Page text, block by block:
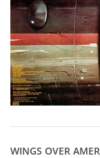
HISTORIE - JAK
HISTORIE -
HISTORIE -
HISTORIE - KONEC
WINGS OVER